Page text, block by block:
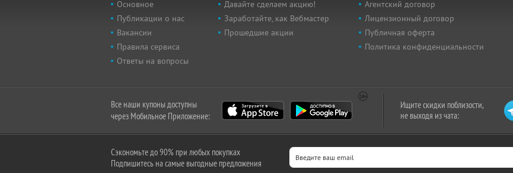
Основное
Публикации о нас
Вакансии
Правила сервиса
Ответы на вопросы
Давайте сделаем акцию!
Заработайте, как Вебмастер
Прошедшие акции
Агентский договор
Лицензионный договор
Публичная оферта
Политика конфиденциальности
Все наши купоны доступны
через Мобильное Приложение:
Ищите скидки поблизости,
не выходя из чата:
Сэкономьте до 90% при любых покупках
Подпишитесь на самые выгодные предложения